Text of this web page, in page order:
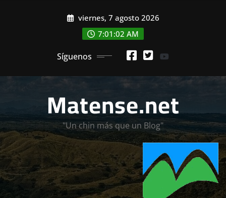
viernes, 7 agosto 2026
7:01:02 AM
Síguenos
Matense.net
"Un chin más que un Blog"